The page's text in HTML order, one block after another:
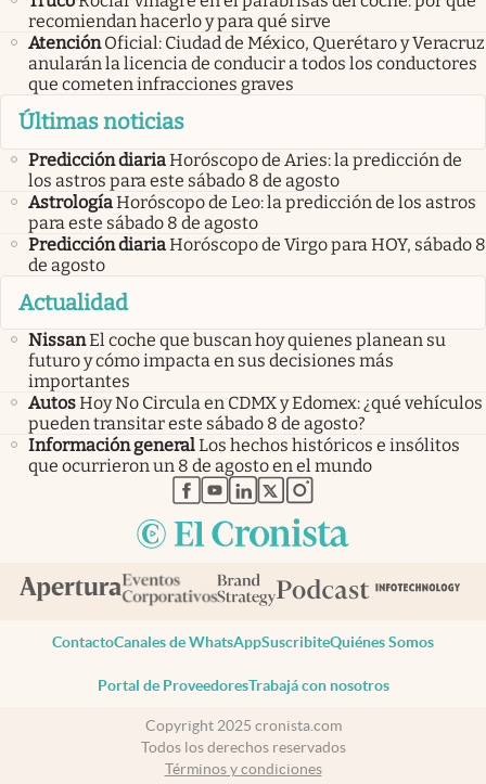
recomiendan hacerlo y para qué sirve
Atención Oficial: Ciudad de México, Querétaro y Veracruz
anularán la licencia de conducir a todos los conductores
que cometen infracciones graves
Últimas noticias
Predicción diariaHoróscopo de Aries: la predicción de
los astros para este sábado 8 de agosto
AstrologíaHoróscopo de Leo: la predicción de los astros
para este sábado 8 de agosto
Predicción diariaHoróscopo de Virgo para HOY, sábado 8
de agosto
Actualidad
NissanEl coche que buscan hoy quienes planean su
futuro y cómo impacta en sus decisiones más
importantes
AutosHoy No Circula en CDMX y Edomex: ¿qué vehículos
pueden transitar este sábado 8 de agosto?
Información generalLos hechos históricos e insólitos
que ocurrieron un 8 de agosto en el mundo
abre en nueva pestaña
abre en nueva pestaña
abre en nueva pestaña
abre en nueva pestaña
abre en nueva pestaña
ContactoCanales de WhatsAppSuscribiteQuiénes Somos
Portal de ProveedoresTrabajá con nosotros
Copyright 2025 cronista.com
Todos los derechos reservados
Términos y condiciones